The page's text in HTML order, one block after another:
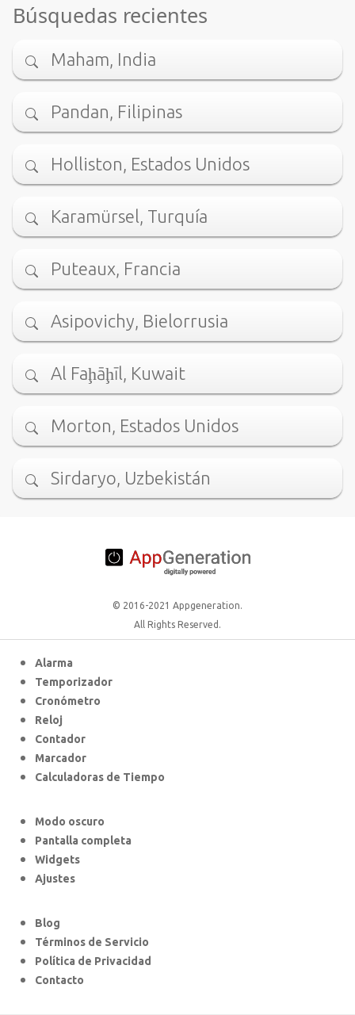
Búsquedas recientes
Maham, India
Pandan, Filipinas
Holliston, Estados Unidos
Karamürsel, Turquía
Puteaux, Francia
Asipovichy, Bielorrusia
Al Faḩāḩīl, Kuwait
Morton, Estados Unidos
Sirdaryo, Uzbekistán
© 2016-2021 Appgeneration.
All Rights Reserved.
Alarma
Temporizador
Cronómetro
Reloj
Contador
Marcador
Calculadoras de Tiempo
Modo oscuro
Pantalla completa
Widgets
Ajustes
Blog
Términos de Servicio
Política de Privacidad
Contacto